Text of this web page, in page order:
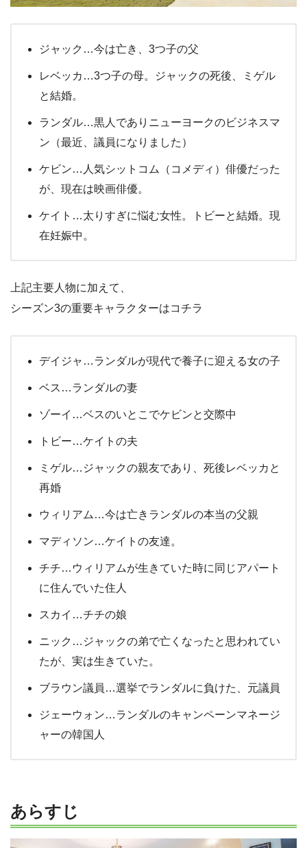
ジャック…今は亡き、3つ子の父
レベッカ…3つ子の母。ジャックの死後、ミゲル
と結婚。
ランダル…黒人でありニューヨークのビジネスマ
ン（最近、議員になりました）
ケビン…人気シットコム（コメディ）俳優だった
が、現在は映画俳優。
ケイト…太りすぎに悩む女性。トビーと結婚。現
在妊娠中。
上記主要人物に加えて、
シーズン3の重要キャラクターはコチラ
デイジャ…ランダルが現代で養子に迎える女の子
ベス…ランダルの妻
ゾーイ…ベスのいとこでケビンと交際中
トビー…ケイトの夫
ミゲル…ジャックの親友であり、死後レベッカと
再婚
ウィリアム…今は亡きランダルの本当の父親
マディソン…ケイトの友達。
チチ…ウィリアムが生きていた時に同じアパート
に住んでいた住人
スカイ…チチの娘
ニック…ジャックの弟で亡くなったと思われてい
たが、実は生きていた。
ブラウン議員…選挙でランダルに負けた、元議員
ジェーウォン…ランダルのキャンペーンマネージ
ャーの韓国人
あらすじ